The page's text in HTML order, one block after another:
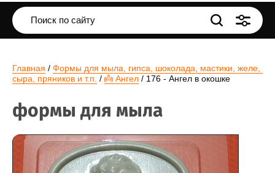
Главная / Формы для мыла, гипса, шоколада, мастики, желе,
сыра, пряников и т.п. / 👼 Ангел / 176 - Ангел в окошке
формы для мыла